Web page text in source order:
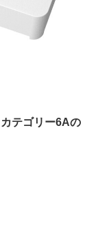
テゴリー6Aの